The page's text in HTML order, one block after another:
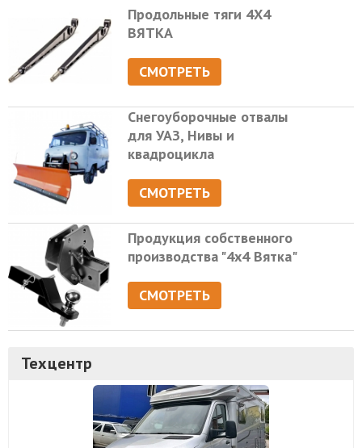
Продольные тяги 4Х4
ВЯТКА
СМОТРЕТЬ
Снегоуборочные отвалы
для УАЗ, Нивы и
квадроцикла
СМОТРЕТЬ
Продукция собственного
производства "4х4 Вятка"
СМОТРЕТЬ
Техцентр